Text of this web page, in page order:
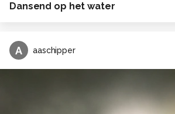
Dansend op het water
A aaschipper